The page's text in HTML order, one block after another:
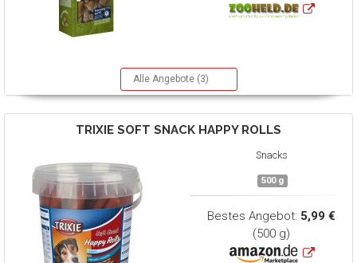
Alle Angebote (3)
TRIXIE SOFT SNACK HAPPY ROLLS
Snacks
500 g
Bestes Angebot: 5,99 €
(500 g)